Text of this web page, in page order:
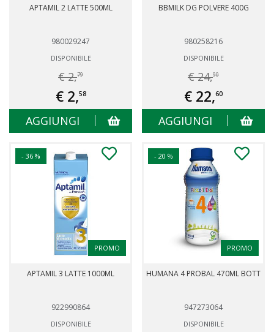
APTAMIL 2 LATTE 500ML
980029247
DISPONIBILE
€ 2,79
€ 2,58
AGGIUNGI
BBMILK DG POLVERE 400G
980258216
DISPONIBILE
€ 24,90
€ 22,60
AGGIUNGI
- 36 %
PROMO
APTAMIL 3 LATTE 1000ML
922990864
DISPONIBILE
- 20 %
PROMO
HUMANA 4 PROBAL 470ML BOTT
947273064
DISPONIBILE